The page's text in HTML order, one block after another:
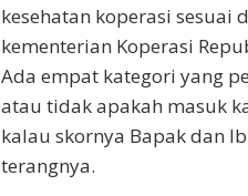
kesehatan koperasi sesuai
kementerian Koperasi
Ada empat kategori yang
atau tidak apakah masuk
kalau skornya Bapak dan
terangnya.